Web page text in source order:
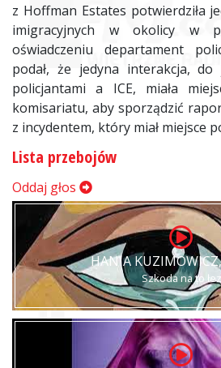
z Hoffman Estates potwierdziła
imigracyjnych w okolicy w
oświadczeniu departament
podał, że jedyna interakcja, do
policjantami a ICE, miała
komisariatu, aby sporządzić
z incydentem, który miał miejsce
Lista przebojów
Oddaj głos
HANIA
Szkoda na to łez